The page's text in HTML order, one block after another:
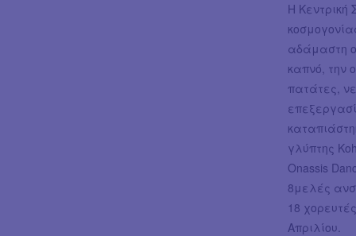
Η Κεντρική
αδάμαστη
καπνό, την
πατάτες,
γλύπτης
Onassis
8μελές
18
Απριλίου.